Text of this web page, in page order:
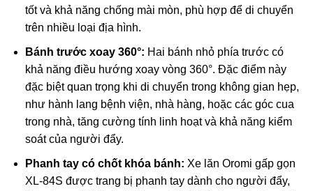
tốt và khả năng chống mài mòn, phù hợp để di chuyển
trên nhiều loại địa hình.
Bánh trước xoay 360°: Hai bánh nhỏ phía trước có
khả năng điều hướng xoay vòng 360°. Đặc điểm này
đặc biệt quan trọng khi di chuyển trong không gian hẹp,
như hành lang bệnh viện, nhà hàng, hoặc các góc cua
trong nhà, tăng cường tính linh hoạt và khả năng kiểm
soát của người đẩy.
Phanh tay có chốt khóa bánh: Xe lăn Oromi gấp gọn
XL-84S được trang bị phanh tay dành cho người đẩy,